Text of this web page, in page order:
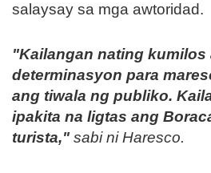
salaysay sa mga awtoridad.
"Kailangan nating kumilos
determinasyon para
ang tiwala ng publiko.
ipakita na ligtas ang
turista," sabi ni Haresco.